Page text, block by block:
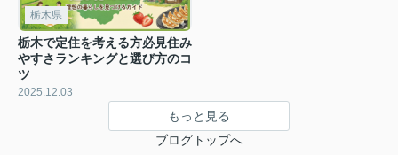
栃木県
栃木で定住を考える方必見住み
やすさランキングと選び方のコ
ツ
2025.12.03
もっと見る
ブログトップへ